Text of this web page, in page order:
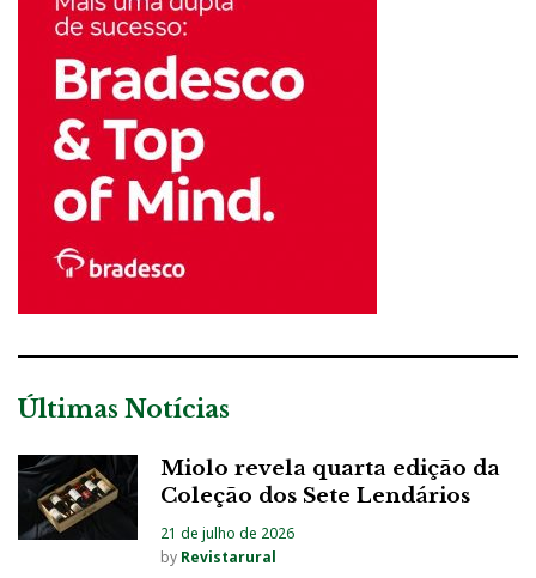
Últimas Notícias
Miolo revela quarta edição da
Coleção dos Sete Lendários
21 de julho de 2026
by Revistarural